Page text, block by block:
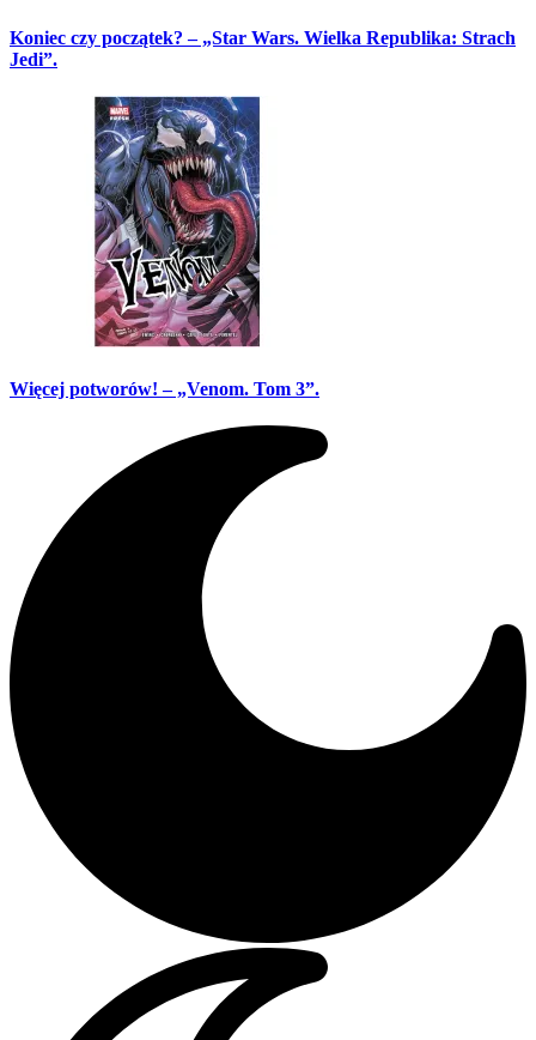
Koniec czy początek? – „Star Wars. Wielka Republika: Strach
Jedi”.
Więcej potworów! – „Venom. Tom 3”.